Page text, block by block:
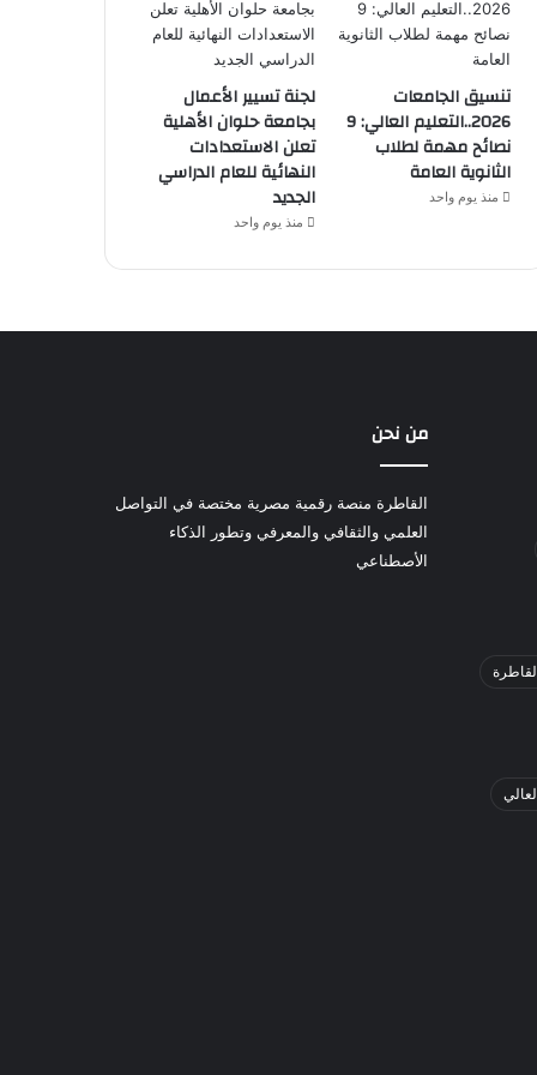
تنسيق الجامعات
2026..التعليم العالي: 9
نصائح مهمة لطلاب
الثانوية العامة
منذ يوم واحد
لجنة تسيير الأعمال
بجامعة حلوان الأهلية
تعلن الاستعدادات
النهائية للعام الدراسي
الجديد
منذ يوم واحد
من نحن
القاطرة منصة رقمية مصرية مختصة في التواصل
العلمي والثقافي والمعرفي وتطور الذكاء
الأصطناعي